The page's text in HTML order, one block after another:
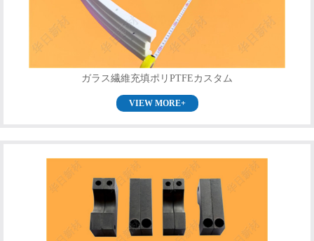
ガラス繊維充填ポリPTFEカスタム
VIEW MORE+